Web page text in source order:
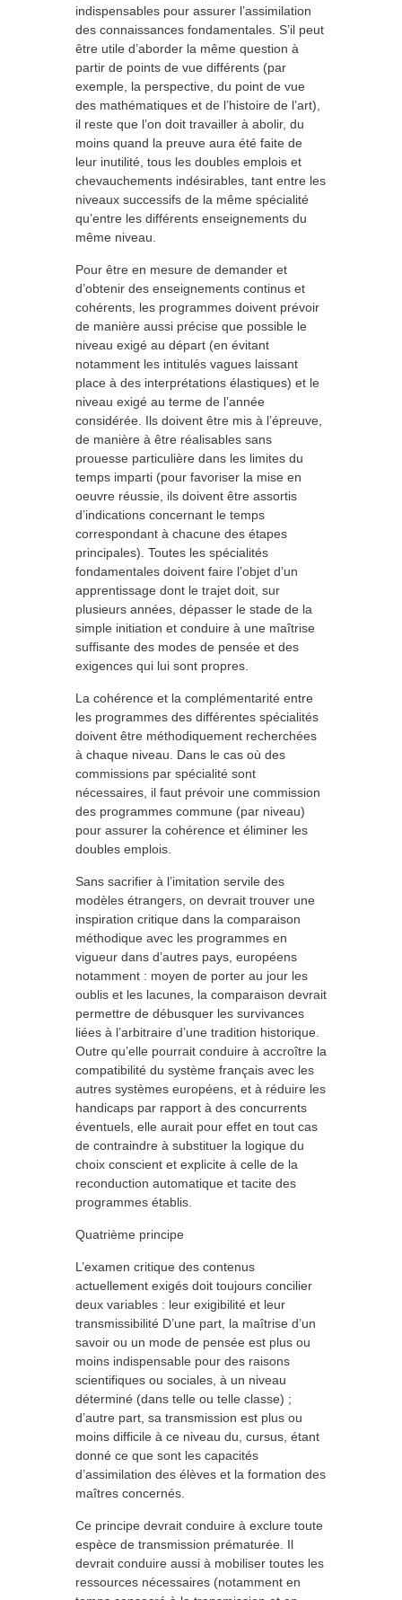
indispensables pour assurer l’assimilation
des connaissances fondamentales. S’il peut
être utile d’aborder la même question à
partir de points de vue différents (par
exemple, la perspective, du point de vue
des mathématiques et de l’histoire de l’art),
il reste que l’on doit travailler à abolir, du
moins quand la preuve aura été faite de
leur inutilité, tous les doubles emplois et
chevauchements indésirables, tant entre les
niveaux successifs de la même spécialité
qu’entre les différents enseignements du
même niveau.
Pour être en mesure de demander et
d’obtenir des enseignements continus et
cohérents, les programmes doivent prévoir
de manière aussi précise que possible le
niveau exigé au départ (en évitant
notamment les intitulés vagues laissant
place à des interprétations élastiques) et le
niveau exigé au terme de l’année
considérée. Ils doivent être mis à l’épreuve,
de manière à être réalisables sans
prouesse particulière dans les limites du
temps imparti (pour favoriser la mise en
oeuvre réussie, ils doivent être assortis
d’indications concernant le temps
correspondant à chacune des étapes
principales). Toutes les spécialités
fondamentales doivent faire l’objet d’un
apprentissage dont le trajet doit, sur
plusieurs années, dépasser le stade de la
simple initiation et conduire à une maîtrise
suffisante des modes de pensée et des
exigences qui lui sont propres.
La cohérence et la complémentarité entre
les programmes des différentes spécialités
doivent être méthodiquement recherchées
à chaque niveau. Dans le cas où des
commissions par spécialité sont
nécessaires, il faut prévoir une commission
des programmes commune (par niveau)
pour assurer la cohérence et éliminer les
doubles emplois.
Sans sacrifier à l’imitation servile des
modèles étrangers, on devrait trouver une
inspiration critique dans la comparaison
méthodique avec les programmes en
vigueur dans d’autres pays, européens
notamment : moyen de porter au jour les
oublis et les lacunes, la comparaison devrait
permettre de débusquer les survivances
liées à l’arbitraire d’une tradition historique.
Outre qu’elle pourrait conduire à accroître la
compatibilité du système français avec les
autres systèmes européens, et à réduire les
handicaps par rapport à des concurrents
éventuels, elle aurait pour effet en tout cas
de contraindre à substituer la logique du
choix conscient et explicite à celle de la
reconduction automatique et tacite des
programmes établis.
Quatrième principe
L’examen critique des contenus
actuellement exigés doit toujours concilier
deux variables : leur exigibilité et leur
transmissibilité D’une part, la maîtrise d’un
savoir ou un mode de pensée est plus ou
moins indispensable pour des raisons
scientifiques ou sociales, à un niveau
déterminé (dans telle ou telle classe) ;
d’autre part, sa transmission est plus ou
moins difficile à ce niveau du, cursus, étant
donné ce que sont les capacités
d’assimilation des élèves et la formation des
maîtres concernés.
Ce principe devrait conduire à exclure toute
espèce de transmission prématurée. Il
devrait conduire aussi à mobiliser toutes les
ressources nécessaires (notamment en